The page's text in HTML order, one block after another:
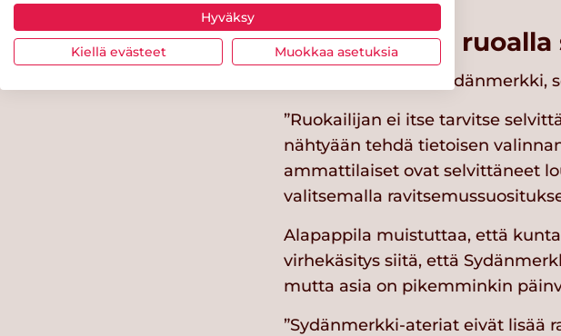
Terveellisellä ruoalla
Kun lounaassa on
”Ruokailijan ei itse tarvitse
nähtyään tehdä tietoisen
ammattilaiset ovat selvittäneet
valitsemalla
Alapappila muistuttaa, että
virhekäsitys siitä, että
mutta asia on pikemminkin
”Sydänmerkki-ateriat eivät lisää
Hyväksy
Kiellä evästeet Muokkaa asetuksia